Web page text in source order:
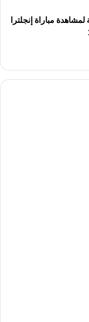
لمشاهدة مباراة إنجلترا